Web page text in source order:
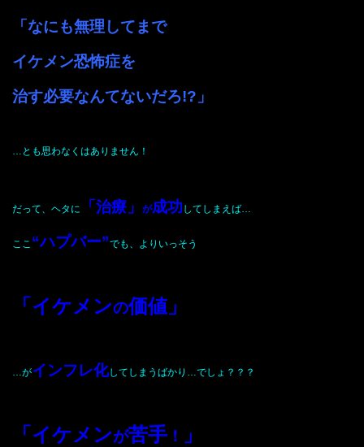
「なにも無理してまで
イケメン恐怖症を
治す必要なんてないだろ!?」
…とも思わなくはありません！
だって、ヘタに 「治療」 が成功 してしまえば…
ここ “ハプバー”でも、よりいっそう
「イケメンの価値」
…がインフレ化してしまうばかり…でしょ？？？
「イケメンが苦手 ！ 」